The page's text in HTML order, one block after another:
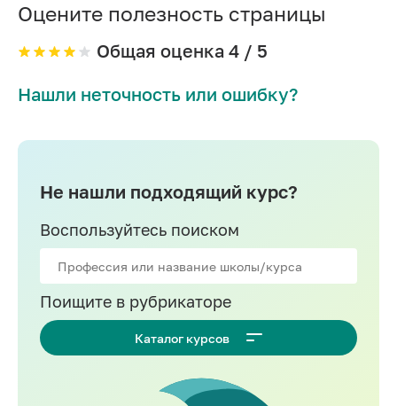
Литература 7 класс
Английский язык 7 класс
Оцените полезность страницы
Общая оценка 4/ 5
Нашли неточность или ошибку?
Не нашли подходящий курс?
Воспользуйтесь поиском
Поищите в рубрикаторе
Каталог курсов